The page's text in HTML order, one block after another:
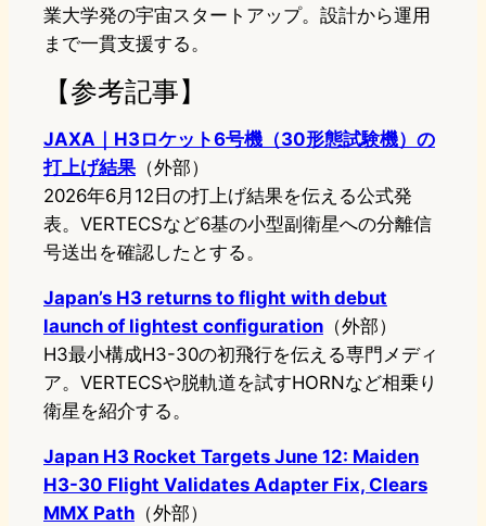
業大学発の宇宙スタートアップ。設計から運用
まで一貫支援する。
【参考記事】
JAXA｜H3ロケット6号機（30形態試験機）の
打上げ結果（外部）
2026年6月12日の打上げ結果を伝える公式発
表。VERTECSなど6基の小型副衛星への分離信
号送出を確認したとする。
Japan’s H3 returns to flight with debut
launch of lightest configuration （外部）
H3最小構成H3-30の初飛行を伝える専門メディ
ア。VERTECSや脱軌道を試すHORNなど相乗り
衛星を紹介する。
Japan H3 Rocket Targets June 12: Maiden
H3-30 Flight Validates Adapter Fix, Clears
MMX Path （外部）